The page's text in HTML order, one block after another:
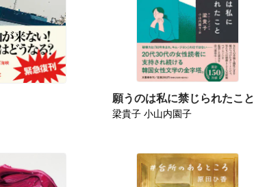
願うのは私に禁じられたこと
梁貴子 小山内園子